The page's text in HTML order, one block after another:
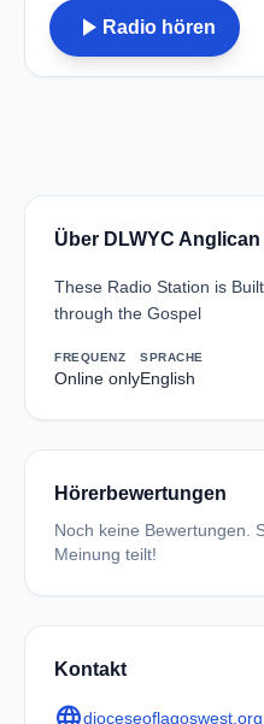
play_arrow Radio hören
Über DLWYC
These Radio Station is
through the Gospel
FREQUENZ
Online only
SPRACHE
English
Hörerbewertungen
Noch keine Bewertungen.
Meinung teilt!
Kontakt
dioceseoflagoswest.org